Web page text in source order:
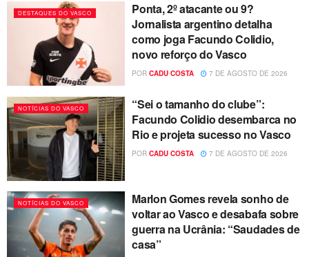
DESTAQUES DO VASCO
Ponta, 2º atacante ou 9?
Jornalista argentino detalha
como joga Facundo Colidio,
novo reforço do Vasco
POR CADU COSTA 7 DE AGOSTO DE 2026
NOTÍCIAS DO VASCO
“Sei o tamanho do clube”:
Facundo Colidio desembarca no
Rio e projeta sucesso no Vasco
POR CADU COSTA 7 DE AGOSTO DE 2026
NOTÍCIAS DO VASCO
Marlon Gomes revela sonho de
voltar ao Vasco e desabafa sobre
guerra na Ucrânia: “Saudades de
casa”